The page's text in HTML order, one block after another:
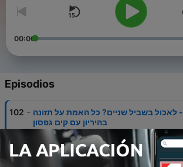
00:00
Episodios
102 - פרק 101- לאכול בשביל שניים? כל האמת על תזונה
בהיריון עם קים גפסון
04 ago. 2026
101 - פרק 100- עור בהריון עם ד״ר אלגית ישורון